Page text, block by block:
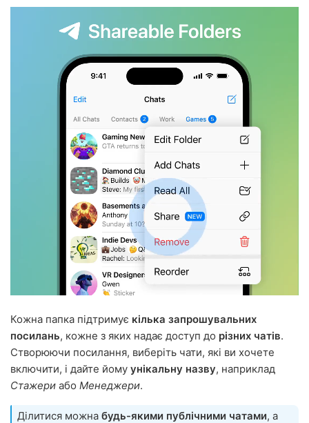
Кожна папка підтримує кілька запрошувальних
посилань, кожне з яких надає доступ до різних чатів.
Створюючи посилання, виберіть чати, які ви хочете
включити, і дайте йому унікальну назву, наприклад
Стажери або Менеджери.
Ділитися можна будь-якими публічними чатами, а